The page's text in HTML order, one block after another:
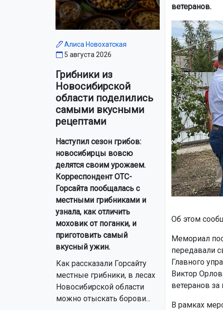
Алиса Новохатская
5 августа 2026
Грибники из
Новосибирской
области поделились
самыми вкусными
рецептами
Наступил сезон грибов:
новосибирцы вовсю
делятся своим урожаем.
Корреспондент ОТС-
Горсайта пообщалась с
местными грибниками и
узнала, как отличить
моховик от поганки, и
приготовить самый
вкусный ужин.
Как рассказали Горсайту
местные грибники, в лесах
Новосибирской области
можно отыскать борови...
ветеранов.
Об этом
Мемориал
передавали
Главного
Виктор
ветеранов
В рамках